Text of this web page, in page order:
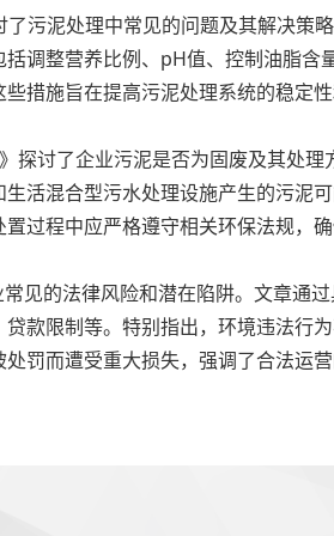
污泥处理中常见的问题及其解决策
调整营养比例、pH值、控制油脂含
措施旨在提高污泥处理系统的稳定
讨了企业污泥是否为固废及其处
活混合型污水处理设施产生的污泥
过程中应严格遵守相关环保法规，确
见的法律风险和潜在陷阱。文章通
款限制等。特别指出，环境违法行
罚而遭受重大损失，强调了合法运营